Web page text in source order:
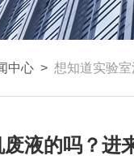
中心 > 想知道实验
液的吗？进